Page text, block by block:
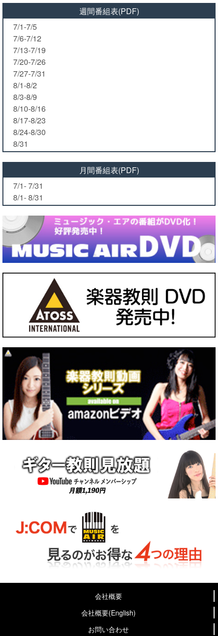
週間番組表(PDF)
7/1-7/5
7/6-7/12
7/13-7/19
7/20-7/26
7/27-7/31
8/1-8/2
8/3-8/9
8/10-8/16
8/17-8/23
8/24-8/30
8/31
月間番組表(PDF)
7/1- 7/31
8/1- 8/31
会社概要
会社概要(English)
お問い合わせ